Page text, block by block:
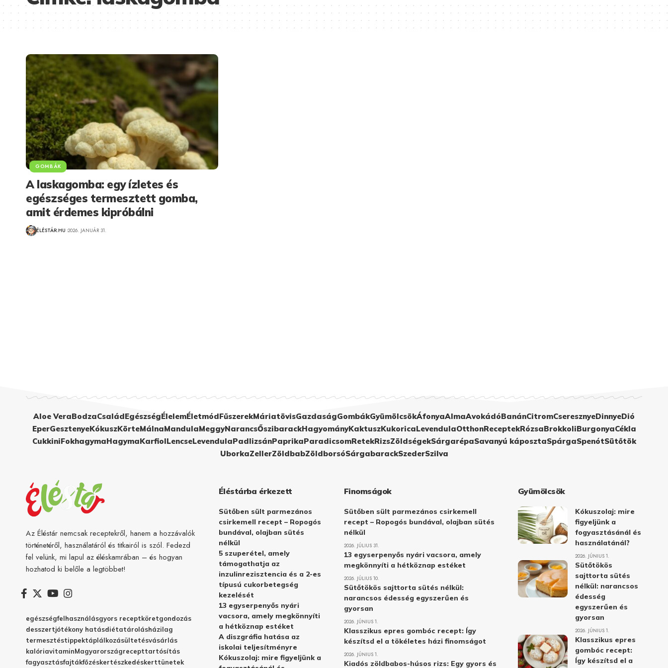
GOMBÁK
A laskagomba: egy ízletes és
egészséges termesztett gomba,
amit érdemes kipróbálni
ÉLÉSTÁR.HU 2026. JANUÁR 31.
Aloe VeraBodzaCsaládEgészségÉlelemÉletmódFűszerekMáriatövisGazdaságGombákGyümölcsökÁfonyaAlmaAvokádóBanánCitromCseresznyeDinnyeDió
EperGesztenyeKókuszKörteMálnaMandulaMeggyNarancsŐszibarackHagyományKaktuszKukoricaLevendulaOtthonReceptekRózsaBrokkoliBurgonyaCékla
CukkiniFokhagymaHagymaKarfiolLencseLevendulaPadlizsánPaprikaParadicsomRetekRizsZöldségekSárgarépaSavanyú káposztaSpárgaSpenótSütőtök
UborkaZellerZöldbabZöldborsóSárgabarackSzederSzilva
Az Éléstár nemcsak receptekről, hanem a hozzávalók
történetéről, használatáról és titkairól is szól. Fedezd
fel velünk, mi lapul az éléskamrában – és hogyan
hozhatod ki belőle a legtöbbet!
egészségfelhasználásgyors receptköretgondozás
desszertjótékony hatásdiétatárolásházilag
termesztéstippektáplálkozásültetésvásárlás
kalóriavitaminMagyarországrecepttartósítás
fagyasztásfajtákfőzéskertészkedéskerttünetek
Éléstárba érkezett
Sütőben sült parmezános
csirkemell recept – Ropogós
bundával, olajban sütés
nélkül
5 szuperétel, amely
támogathatja az
inzulinrezisztencia és a 2-es
típusú cukorbetegség
kezelését
13 egyserpenyős nyári
vacsora, amely megkönnyíti
a hétköznap estéket
A diszgráfia hatása az
iskolai teljesítményre
Kókuszolaj: mire figyeljünk a
Finomságok
Sütőben sült parmezános csirkemell
recept – Ropogós bundával, olajban sütés
nélkül
2026. JÚLIUS 31.
13 egyserpenyős nyári vacsora, amely
megkönnyíti a hétköznap estéket
2026. JÚLIUS 10.
Sütőtökös sajttorta sütés nélkül:
narancsos édesség egyszerűen és
gyorsan
2026. JÚNIUS 1.
Klasszikus epres gombóc recept: Így
készítsd el a tökéletes házi finomságot
2026. JÚNIUS 1.
Kiadós zöldbabos-húsos rizs: Egy gyors és
Gyümölcsök
Kókuszolaj: mire
figyeljünk a
fogyasztásánál és
használatánál?
2026. JÚNIUS 1.
Sütőtökös
sajttorta sütés
nélkül: narancsos
édesség
egyszerűen és
gyorsan
2026. JÚNIUS 1.
Klasszikus epres
gombóc recept:
Így készítsd el a